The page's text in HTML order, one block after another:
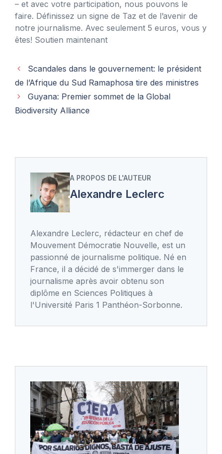
– et avec votre participation, nous pouvons le
faire. Définissez un signe de Taz et de l’avenir de
notre journalisme. Avec seulement 5 euros, vous y
êtes! Soutien maintenant
Scandales dans le gouvernement: le président
de l’Afrique du Sud Ramaphosa tire des ministres
Guyana: Premier sommet de la Global
Biodiversity Alliance
A PROPOS DE L'AUTEUR
Alexandre Leclerc
Alexandre Leclerc, rédacteur en chef de
Mouvement Démocratie Nouvelle, est un
passionné de journalisme politique. Né en
France, il a décidé de s'immerger dans le
journalisme après avoir obtenu son
diplôme en Sciences Politiques à
l'Université Paris 1 Panthéon-Sorbonne.